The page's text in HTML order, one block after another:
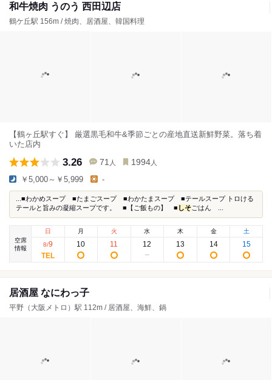
和牛焼肉 うのう 西田辺店
鶴ケ丘駅 156m / 焼肉、居酒屋、韓国料理
【鶴ヶ丘駅すぐ】 厳選黒毛和牛&季節ごとの産地直送新鮮野菜。落ち着
いた店内
3.26 71 人 1994 人
￥5,000～￥5,999 -
...■わかめスープ ■たまごスープ ■わかたまスープ ■テールスープ トロける
テールと旨みの凝縮スープです。 ■【ご飯もの】 ■ しそごはん ...
空席
情報
日
8/9
月
10
火
11
水
12
木
13
金
14
土
15
居酒屋 なにわっ子
平野（大阪メトロ）駅 112m / 居酒屋、海鮮、鍋